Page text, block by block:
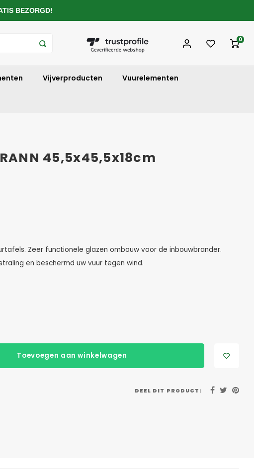
0
Vijverproducten Vuurelementen
45,5x45,5x18cm
Zeer functionele glazen ombouw voor de inbouwbrander.
en beschermd uw vuur tegen wind.
Toevoegen aan winkelwagen
DEEL DIT PRODUCT:
BEZORGD!